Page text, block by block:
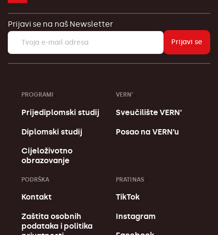
Prijavi se na naš Newsletter
Prijavi se
PROGRAMI
Prijediplomski studij
Diplomski studij
Cijeloživotno
obrazovanje
VERN’
Sveučilište VERN’
Posao na VERN’u
PODRŠKA
Kontakt
Zaštita osobnih
podataka i politika
PRATI NAS
TikTok
Instagram